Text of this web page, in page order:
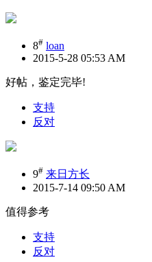
8# loan
2015-5-28 05:53 AM
好帖，鉴定完毕!
支持
反对
9# 来日方长
2015-7-14 09:50 AM
值得参考
支持
反对